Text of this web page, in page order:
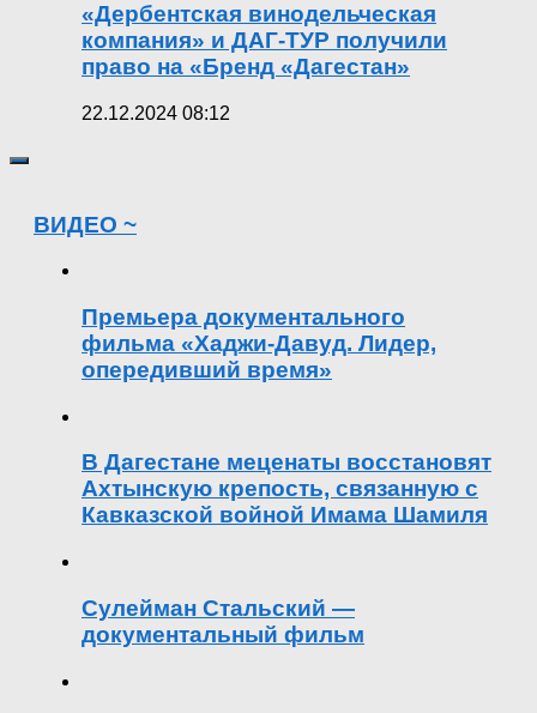
«Дербентская винодельческая
компания» и ДАГ-ТУР получили
право на «Бренд «Дагестан»
22.12.2024 08:12
ВИДЕО ~
Премьера документального
фильма «Хаджи-Давуд. Лидер,
опередивший время»
В Дагестане меценаты восстановят
Ахтынскую крепость, связанную с
Кавказской войной Имама Шамиля
Сулейман Стальский —
документальный фильм